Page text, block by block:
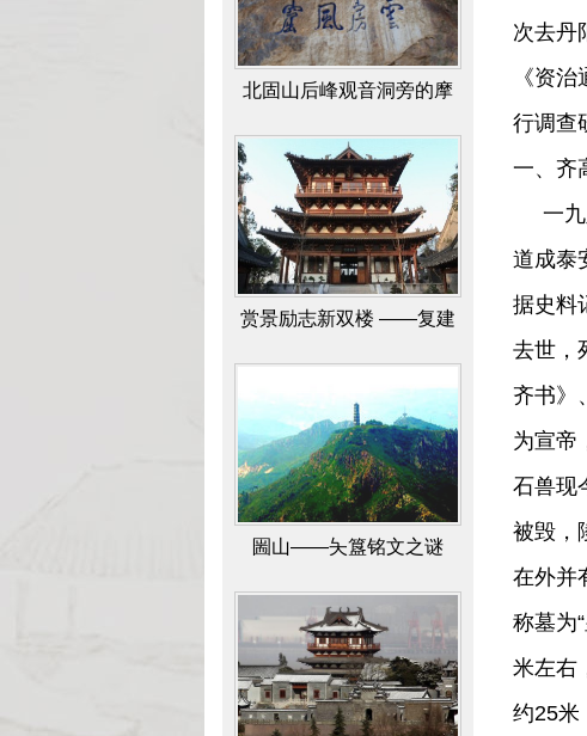
北固山后峰观音洞旁的摩
崖石刻“笑啼岩”研究成果
赏景励志新双楼 ——复建
北固、多景二楼文化景观
之揽胜
圌山——夨簋铭文之谜
次去丹
《资
行调查
一、齐
一九
道成泰
据史料
去世，
齐书》
为宣帝
石兽现
被毁，
在外并
称墓为
米左右
约25米